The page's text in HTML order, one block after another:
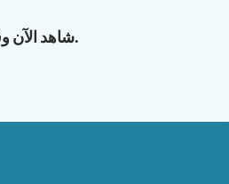
شاهد الآن وقم بتسريع مشاريعك.